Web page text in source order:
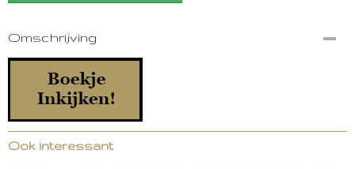
Omschrijving
Ook interessant